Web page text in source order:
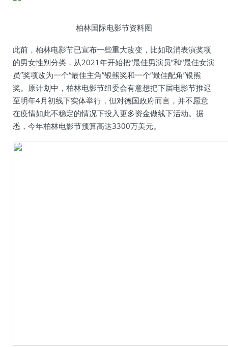
柏林国际电影节资料图
此前，柏林电影节已宣布一些重大改变，比如取消表演奖项
的男女性别分类，从2021年开始把“最佳男演员”和“最佳女演
员”奖项改为一个“最佳主角”银熊奖和一个“最佳配角”银熊
奖。原计划中，柏林电影节组委会有意想把下届电影节推迟
至明年4月初线下实体举行，但对德国政府而言，并不愿意
在疫情如此不稳定的情况下投入更多资金做线下活动。据
悉，今年柏林电影节预算高达3300万美元。